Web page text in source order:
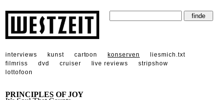
interviews kunst cartoon konserven
liesmich.txt
filmriss
dvd cruiser live reviews
stripshow
lottofoon
PRINCIPLES OF JOY